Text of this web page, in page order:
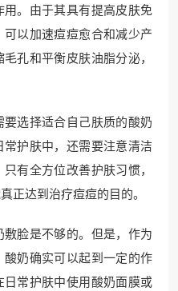
。由于其具有提高皮肤免
以加速痘痘愈合和减少产
孔和平衡皮肤油脂分泌，
选择适合自己肤质的酸奶
护肤中，还需要注意清洁
有全方位改善护肤习惯，
正达到治疗痘痘的目的。
脸是不够的。但是，作为
奶确实可以起到一定的作
常护肤中使用酸奶面膜或